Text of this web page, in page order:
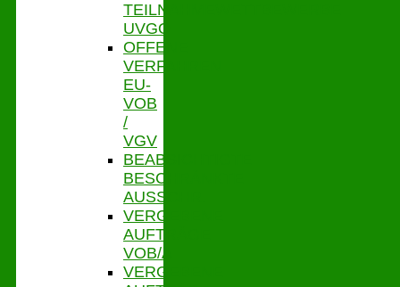
TEILNAHMEWETTBEWERBE
UVGO
OFFENE
VERFAHREN
EU-
VOB
/
VGV
BEABSICHTIGTE
BESCHRÄNKTE
AUSSCHR.
VERGEBENE
AUFTRÄGE
VOB/A
VERGEBENE